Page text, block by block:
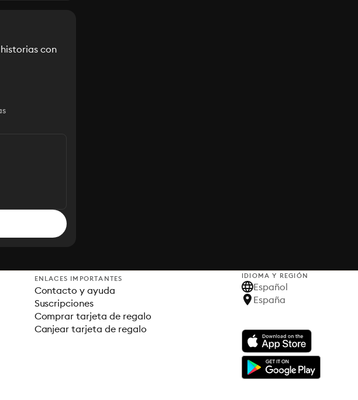
con
ENLACES IMPORTANTES
Contacto y ayuda
Suscripciones
Comprar tarjeta de regalo
Canjear tarjeta de regalo
IDIOMA Y REGIÓN
Español
España